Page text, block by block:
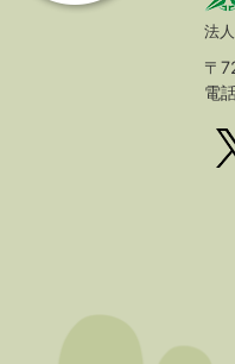
法
〒
電